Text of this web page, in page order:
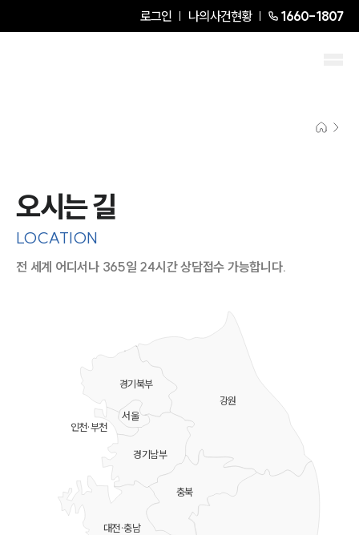
로그인 나의사건현황 1660-1807
오시는 길
LOCATION
전 세계 어디서나 365일 24시간 상담접수 가능합니다.
강원
충북
대전·충남
경기북부
경기남부
서울
인천·부천